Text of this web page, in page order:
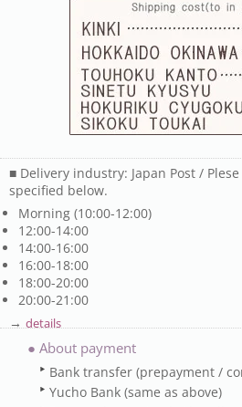
■ Delivery industry: Japan Post /
specified below.
Morning (10:00-12:00)
12:00-14:00
14:00-16:00
16:00-18:00
18:00-20:00
20:00-21:00
→ details
● About payment
Bank transfer (prepayment /
Yucho Bank (same as above)